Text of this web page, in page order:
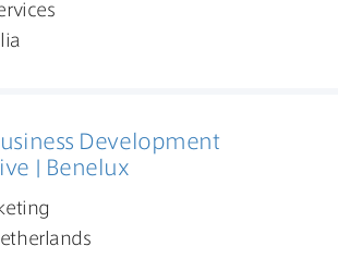
Development
| Benelux